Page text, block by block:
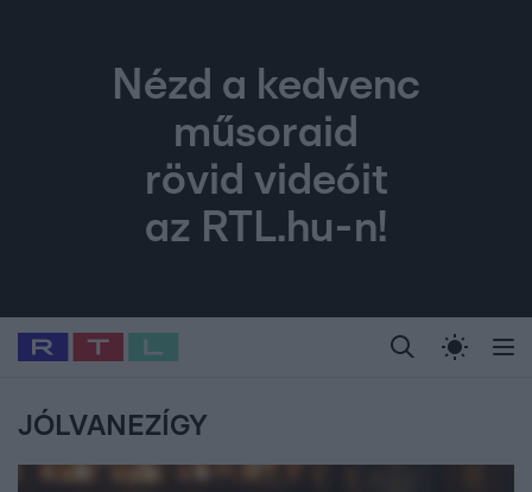
Nézd a kedvenc
műsoraid
rövid videóit
az RTL.hu-n!
Legfrissebb RTL Híradó Randi Celeb vagyok,
Babits Marcella Most Wanted Gallusz
JÓLVANEZÍGY